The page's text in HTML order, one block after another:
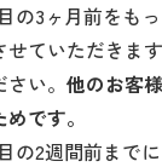
の3ヶ月前をも
せていただきま
い。 他のお客
です。
の2週間前まで